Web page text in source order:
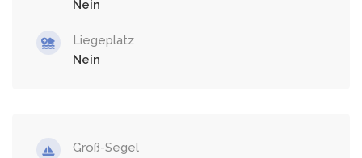
Nein
Liegeplatz
Nein
Groß-Segel